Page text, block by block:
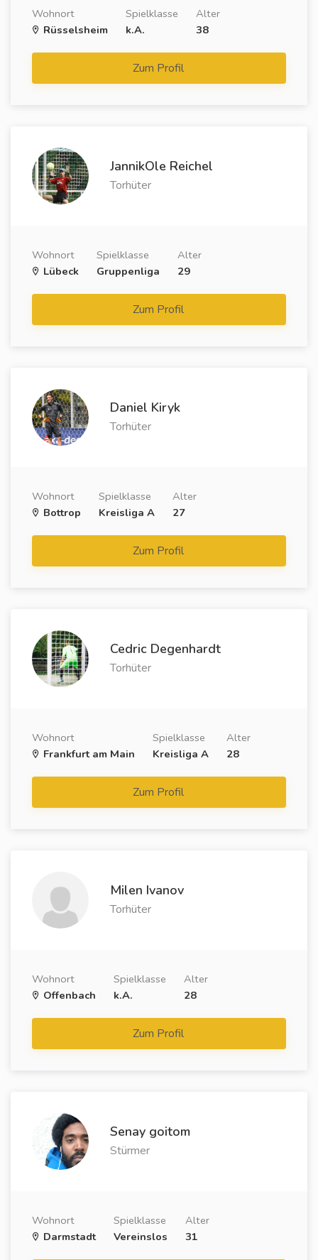
Wohnort
Rüsselsheim
Spielklasse
k.A.
Alter
38
Zum Profil
JannikOle Reichel
Torhüter
Wohnort
Lübeck
Spielklasse
Gruppenliga
Alter
29
Zum Profil
Daniel Kiryk
Torhüter
Wohnort
Bottrop
Spielklasse
Kreisliga A
Alter
27
Zum Profil
Cedric Degenhardt
Torhüter
Wohnort
Frankfurt am Main
Spielklasse
Kreisliga A
Alter
28
Zum Profil
Milen Ivanov
Torhüter
Wohnort
Offenbach
Spielklasse
k.A.
Alter
28
Zum Profil
Senay goitom
Stürmer
Wohnort
Darmstadt
Spielklasse
Vereinslos
Alter
31